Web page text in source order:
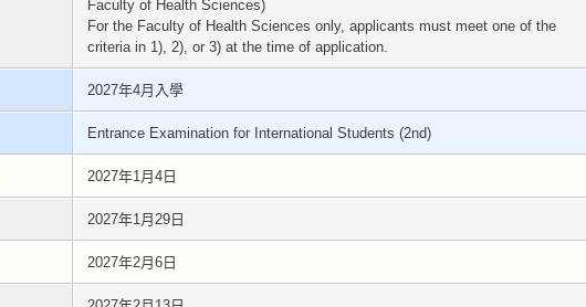
Faculty of Health Sciences)
For the Faculty of Health Sciences only, applicants must meet one of the
criteria in 1), 2), or 3) at the time of application.
2027年4月入學
Entrance Examination for International Students (2nd)
2027年1月4日
2027年1月29日
2027年2月6日